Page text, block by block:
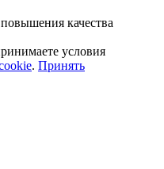
качества
условия
. Принять